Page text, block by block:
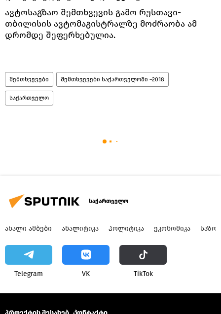
ავტოსაგზაო შემთხვევის გამო რუსთავი-
თბილისის ავტომაგისტრალზე მოძრაობა ამ
დრომდე შეფერხებულია.
შემთხვევები შემთხვევები საქართველოში –2018
საქართველო
საქართველო
ᲐᲮᲐᲚᲘ ᲐᲛᲑᲔᲑᲘ ᲐᲜᲐᲚᲘᲢᲘᲙᲐ ᲞᲝᲚᲘᲢᲘᲙᲐ ᲔᲙᲝᲜᲝᲛᲘᲙᲐ
Telegram VK ТikТоk